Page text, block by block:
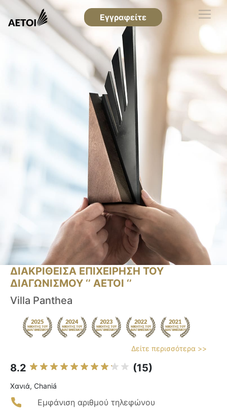
Εγγραφείτε
ΔΙΑΚΡΙΘΕΙΣΑ ΕΠΙΧΕΙΡΗΣΗ ΤΟΥ
ΔΙΑΓΩΝΙΣΜΟΥ ‘’ ΑΕΤΟΙ ‘’
Villa Panthea
Δείτε περισσότερα >>
8.2 (15)
Χανιά, Chaniá
Εμφάνιση αριθμού τηλεφώνου